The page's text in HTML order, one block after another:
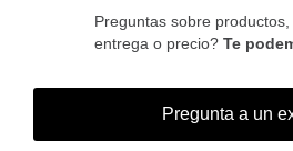
Preguntas sobre productos,
entrega o precio? Te
Pregunta a un